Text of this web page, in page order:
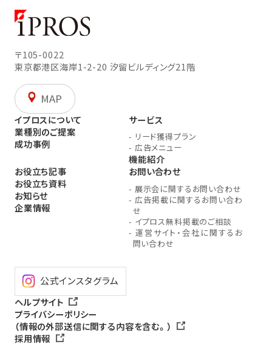
〒105-0022
東京都港区海岸1-2-20 汐留ビルディング21階
MAP
イプロスについて
業種別のご提案
成功事例
サービス
- リード獲得プラン
- 広告メニュー
機能紹介
お役立ち記事
お役立ち資料
お知らせ
企業情報
お問い合わせ
- 展示会に関するお問い合わせ
- 広告掲載に関するお問い合わ
せ
- イプロス無料掲載のご相談
- 運営サイト・会社に関するお
問い合わせ
公式インスタグラム
ヘルプサイト
プライバシーポリシー
（情報の外部送信に関する内容を含む。）
採用情報